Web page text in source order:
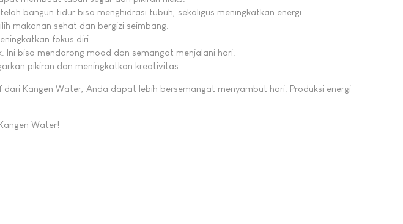
bangun tidur bisa menghidrasi tubuh, sekaligus meningkatkan energi.
makanan sehat dan bergizi seimbang.
fokus diri.
Ini bisa mendorong mood dan semangat menjalani hari.
pikiran dan meningkatkan kreativitas.
Kangen Water, Anda dapat lebih bersemangat menyambut hari. Produksi energi
Water!